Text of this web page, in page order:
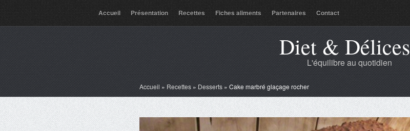
Accueil Présentation Recettes Fiches aliments Partenaires Contact
Diet & Délices
L'équilibre au quotidien
Accueil » Recettes » Desserts » Cake marbré glaçage rocher